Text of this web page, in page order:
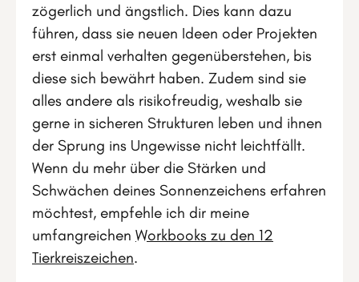
zögerlich und ängstlich. Dies kann dazu
führen, dass sie neuen Ideen oder Projekten
erst einmal verhalten gegenüberstehen, bis
diese sich bewährt haben. Zudem sind sie
alles andere als risikofreudig, weshalb sie
gerne in sicheren Strukturen leben und ihnen
der Sprung ins Ungewisse nicht leichtfällt.
Wenn du mehr über die Stärken und
Schwächen deines Sonnenzeichens erfahren
möchtest, empfehle ich dir meine
umfangreichen Workbooks zu den 12
Tierkreiszeichen.